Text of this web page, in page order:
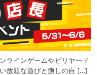
ラインゲームやビリヤード
放題な遊びと癒しの自 […]